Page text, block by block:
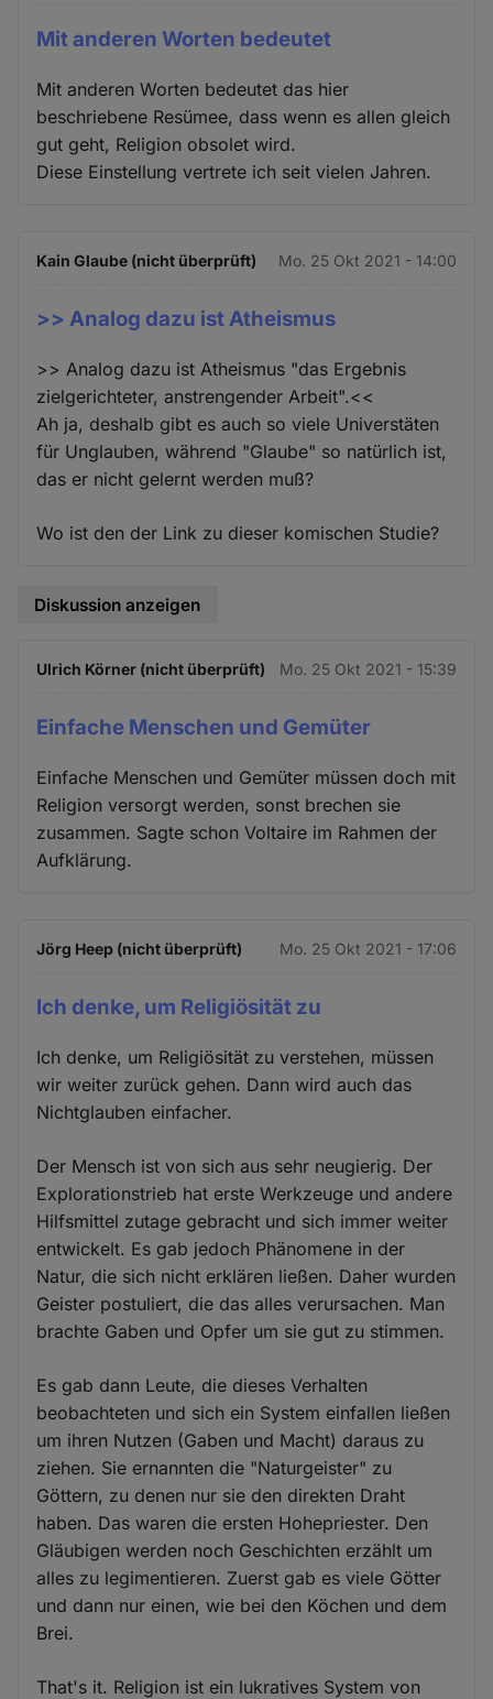
Mit anderen Worten bedeutet
Mit anderen Worten bedeutet das hier
beschriebene Resümee, dass wenn es allen gleich
gut geht, Religion obsolet wird.
Diese Einstellung vertrete ich seit vielen Jahren.
Kain Glaube (nicht überprüft) Mo. 25 Okt 2021 - 14:00
>> Analog dazu ist Atheismus
>> Analog dazu ist Atheismus "das Ergebnis
zielgerichteter, anstrengender Arbeit".<<
Ah ja, deshalb gibt es auch so viele Universtäten
für Unglauben, während "Glaube" so natürlich ist,
das er nicht gelernt werden muß?
Wo ist den der Link zu dieser komischen Studie?
Diskussion anzeigen
Ulrich Körner (nicht überprüft) Mo. 25 Okt 2021 - 15:39
Einfache Menschen und Gemüter
Einfache Menschen und Gemüter müssen doch mit
Religion versorgt werden, sonst brechen sie
zusammen. Sagte schon Voltaire im Rahmen der
Aufklärung.
Jörg Heep (nicht überprüft) Mo. 25 Okt 2021 - 17:06
Ich denke, um Religiösität zu
Ich denke, um Religiösität zu verstehen, müssen
wir weiter zurück gehen. Dann wird auch das
Nichtglauben einfacher.
Der Mensch ist von sich aus sehr neugierig. Der
Explorationstrieb hat erste Werkzeuge und andere
Hilfsmittel zutage gebracht und sich immer weiter
entwickelt. Es gab jedoch Phänomene in der
Natur, die sich nicht erklären ließen. Daher wurden
Geister postuliert, die das alles verursachen. Man
brachte Gaben und Opfer um sie gut zu stimmen.
Es gab dann Leute, die dieses Verhalten
beobachteten und sich ein System einfallen ließen
um ihren Nutzen (Gaben und Macht) daraus zu
ziehen. Sie ernannten die "Naturgeister" zu
Göttern, zu denen nur sie den direkten Draht
haben. Das waren die ersten Hohepriester. Den
Gläubigen werden noch Geschichten erzählt um
alles zu legimentieren. Zuerst gab es viele Götter
und dann nur einen, wie bei den Köchen und dem
Brei.
That's it. Religion ist ein lukratives System von